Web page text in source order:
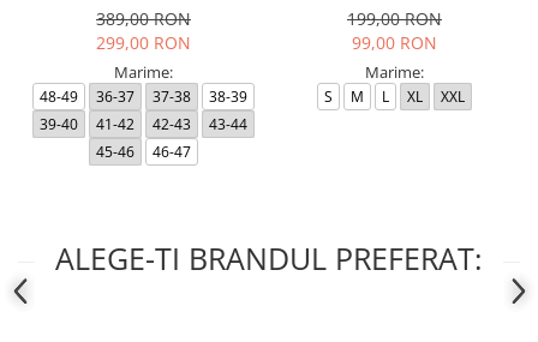
389,00 RON
299,00 RON
Marime:
48-49 36-37 37-38
38-39
39-40
41-42 42-43
43-44
45-46
46-47
199,00 RON
99,00 RON
Marime:
S M L XL XXL
ALEGE-TI BRANDUL PREFERAT: